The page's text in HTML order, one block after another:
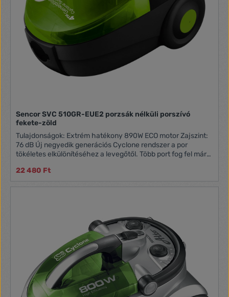
Sencor SVC 510GR-EUE2 porzsák nélküli porszívó
fekete-zöld
Tulajdonságok: Extrém hatékony 890W ECO motor Zajszint:
76 dB Új negyedik generációs Cyclone rendszer a por
tökéletes elkülönítéséhez a levegőtől. Több port fog fel már
generációs Cyclone System kiküszöböli a kimeneti H.E.P.A
szükségességét 2-részes műanyag tömlő Mosható
szintes szűrőrendszer 2 parkoló helyzet a padlószívófejhez
Hatókör 7,5 m (tápkábel hossz 5 m) Automatikus
kábelfeltekerés Mosható porzsák Szívóteljesítmény
elektronikus szabályozás Safety Valve funkció (extra motor
beszívás ami megakadályozza a motor túlmelegedését)
Univerzális padlófej kitolható kefével Tartozékok: szűk
szívófej, kárpitfej, kefefej Porzsák térfogat: 1,5 l Méretek
(hossz x szélesség x magasság): 330 × 277 × 225 mm
Tömeg: 3,5 kg
22 480 Ft